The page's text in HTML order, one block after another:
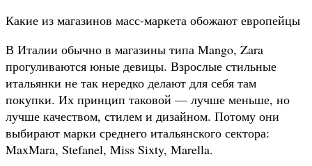
Какие из магазинов масс-маркета обожают европейцы
В Италии обычно в магазины типа Mango, Zara
прогуливаются юные девицы. Взрослые стильные
итальянки не так нередко делают для себя там
покупки. Их принцип таковой — лучше меньше, но
лучше качеством, стилем и дизайном. Потому они
выбирают марки среднего итальянского сектора:
MaxMara, Stefanel, Miss Sixty, Marella.